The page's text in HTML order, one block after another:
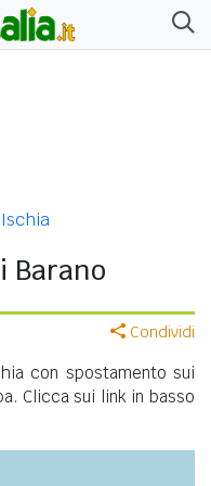
Barano
Condividi
con spostamento sui
Clicca sui link in basso